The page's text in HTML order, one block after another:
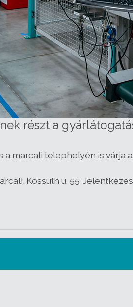
részt a
a marcali telephelyén is várja
Kossuth u. 55.